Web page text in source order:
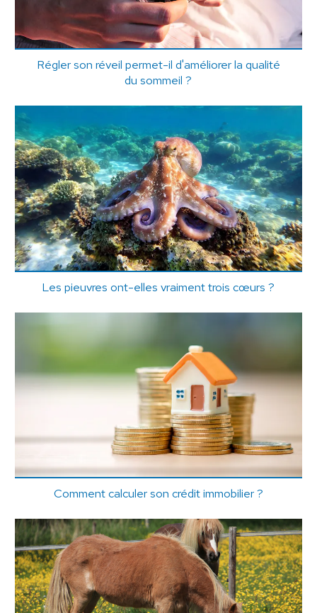
Régler son réveil permet-il d'améliorer la qualité
du sommeil ?
Les pieuvres ont-elles vraiment trois cœurs ?
Comment calculer son crédit immobilier ?